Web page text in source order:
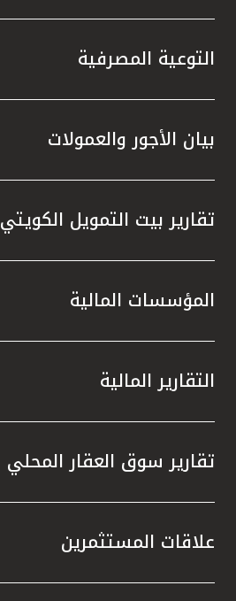
تركيا
مصر
المملكة المتحدة
التوعية المصرفية
بيان الأجور والعمولات
تقارير بيت التمويل الكويتي
المؤسسات المالية
التقارير المالية
تقارير سوق العقار المحلي
علاقات المستثمرين